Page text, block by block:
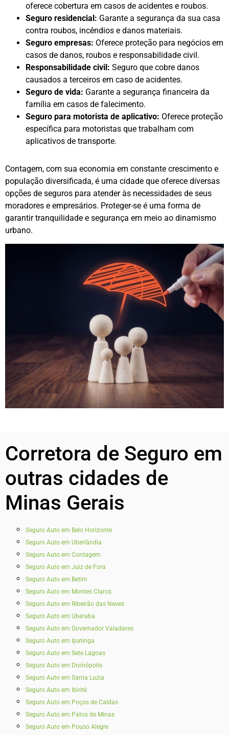
oferece cobertura em casos de acidentes e roubos.
Seguro residencial: Garante a segurança da sua casa
contra roubos, incêndios e danos materiais.
Seguro empresas: Oferece proteção para negócios em
casos de danos, roubos e responsabilidade civil.
Responsabilidade civil: Seguro que cobre danos
causados a terceiros em caso de acidentes.
Seguro de vida: Garante a segurança financeira da
família em casos de falecimento.
Seguro para motorista de aplicativo: Oferece proteção
específica para motoristas que trabalham com
aplicativos de transporte.
Contagem, com sua economia em constante crescimento e
população diversificada, é uma cidade que oferece diversas
opções de seguros para atender às necessidades de seus
moradores e empresários. Proteger-se é uma forma de
garantir tranquilidade e segurança em meio ao dinamismo
urbano.
Corretora de Seguro em
outras cidades de
Minas Gerais
Seguro Auto em Belo Horizonte
Seguro Auto em Uberlândia
Seguro Auto em Contagem
Seguro Auto em Juiz de Fora
Seguro Auto em Betim
Seguro Auto em Montes Claros
Seguro Auto em Ribeirão das Neves
Seguro Auto em Uberaba
Seguro Auto em Governador Valadares
Seguro Auto em Ipatinga
Seguro Auto em Sete Lagoas
Seguro Auto em Divinópolis
Seguro Auto em Santa Luzia
Seguro Auto em Ibirité
Seguro Auto em Poços de Caldas
Seguro Auto em Patos de Minas
Seguro Auto em Pouso Alegre